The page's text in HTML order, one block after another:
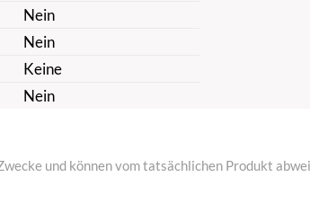
Nein
Nein
Keine
Nein
und können vom tatsächlichen Produkt